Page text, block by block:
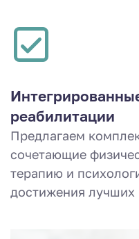
реабилитации
Предлагаем
сочетающие
терапию и
достижения лучших